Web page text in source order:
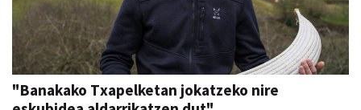
"Banakako Txapelketan jokatzeko nire
eskubidea aldarrikatzen dut"
Aiurri abu 07, 12:00 URNIETA